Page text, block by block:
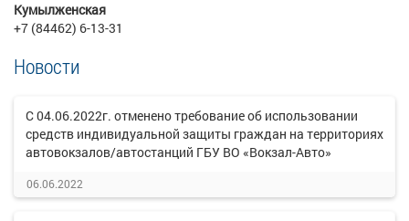
Кумылженская
+7 (84462) 6-13-31
Новости
С 04.06.2022г. отменено требование об использовании
средств индивидуальной защиты граждан на территориях
автовокзалов/автостанций ГБУ ВО «Вокзал-Авто»
06.06.2022